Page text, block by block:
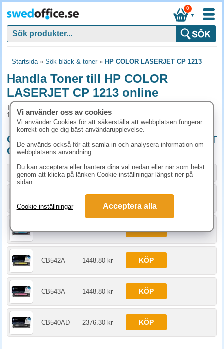
▼
0
Startsida» Sök bläck & toner» HP COLOR LASERJET CP 1213
Handla Toner till HP COLOR
LASERJET CP 1213 online
Toner och tillbehör som passar till HP COLOR LASERJET CP
1213
Originalprodukter till HP COLOR LASERJET
CP 1213
Storlek / info Art.nr
1523.80 kr
CB541A 1448.80 kr
CB542A 1448.80 kr KÖP
CB543A 1448.80 kr KÖP
CB540AD 2376.30 kr KÖP
Vi använder oss av cookies
Vi använder Cookies för att säkerställa att webbplatsen fungerar
korrekt och ge dig bäst användarupplevelse.
De används också för att samla in och analysera information om
webbplatsens användning.
Du kan acceptera eller hantera dina val nedan eller när som helst
genom att klicka på länken Cookie-inställningar längst ner på
sidan.
Cookie-inställningar Acceptera alla